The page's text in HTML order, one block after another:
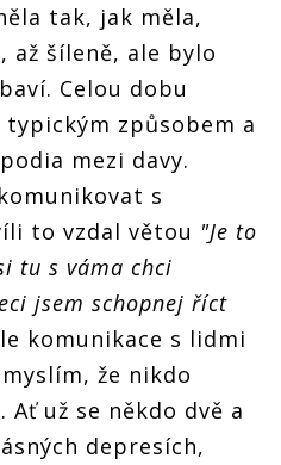
tak, jak měla,
až šíleně, ale bylo
Celou dobu
způsobem a
mezi davy.
s
to vzdal větou "Je to
tu s váma chci
jsem schopnej říct
komunikace s lidmi
že nikdo
Ať už se někdo dvě a
depresích,